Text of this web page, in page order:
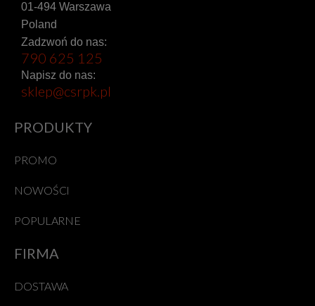
01-494 Warszawa
Poland
Zadzwoń do nas:
790 625 125
Napisz do nas:
sklep@csrpk.pl
PRODUKTY
PROMO
NOWOŚCI
POPULARNE
FIRMA
DOSTAWA